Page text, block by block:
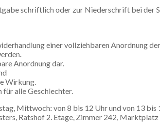
schriftlich oder zur Niederschrift bei
einer vollziehbaren Anordnung
Anordnung dar.
Wirkung.
für alle Geschlechter.
Mittwoch: von 8 bis 12 Uhr und von 13
Ratshof 2. Etage, Zimmer 242,